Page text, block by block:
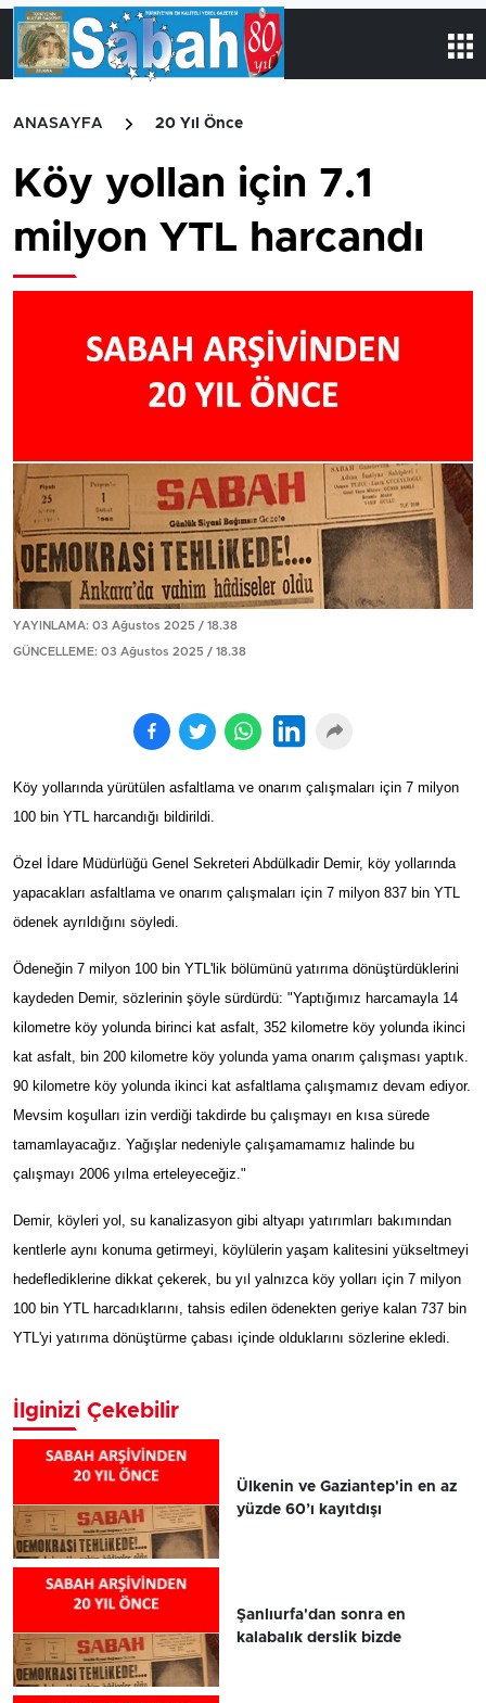
ANASAYFA 20 Yıl Önce
Köy yollan için 7.1
milyon YTL harcandı
YAYINLAMA: 03 Ağustos 2025 / 18.38
GÜNCELLEME: 03 Ağustos 2025 / 18.38
Köy yollarında yürütülen asfaltlama ve onarım çalışmaları için 7 milyon
100 bin YTL harcandığı bildirildi.
Özel İdare Müdürlüğü Genel Sekreteri Abdülkadir Demir, köy yollarında
yapacakları asfaltlama ve onarım çalışmaları için 7 milyon 837 bin YTL
ödenek ayrıldığını söyledi.
Ödeneğin 7 milyon 100 bin YTL'lik bölümünü yatırıma dönüştürdüklerini
kaydeden Demir, sözlerinin şöyle sürdürdü: "Yaptığımız harcamayla 14
kilometre köy yolunda birinci kat asfalt, 352 kilometre köy yolunda ikinci
kat asfalt, bin 200 kilometre köy yolunda yama onarım çalışması yaptık.
90 kilometre köy yolunda ikinci kat asfaltlama çalışmamız devam ediyor.
Mevsim koşulları izin verdiği takdirde bu çalışmayı en kısa sürede
tamamlayacağız. Yağışlar nedeniyle çalışamamamız halinde bu
çalışmayı 2006 yılma erteleyeceğiz."
Demir, köyleri yol, su kanalizasyon gibi altyapı yatırımları bakımından
kentlerle aynı konuma getirmeyi, köylülerin yaşam kalitesini yükseltmeyi
hedeflediklerine dikkat çekerek, bu yıl yalnızca köy yolları için 7 milyon
100 bin YTL harcadıklarını, tahsis edilen ödenekten geriye kalan 737 bin
YTL'yi yatırıma dönüştürme çabası içinde olduklarını sözlerine ekledi.
İlginizi Çekebilir
Ülkenin ve Gaziantep'in en az
yüzde 60’ı kayıtdışı
Şanlıurfa'dan sonra en
kalabalık derslik bizde